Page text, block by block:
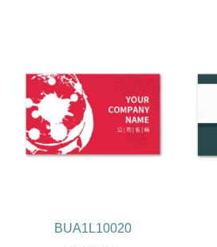
BUA1L10020